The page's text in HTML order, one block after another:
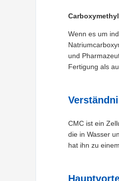
Wenn es um
und
Fertigung als
CMC ist ein
die in Wasser
hat ihn zu